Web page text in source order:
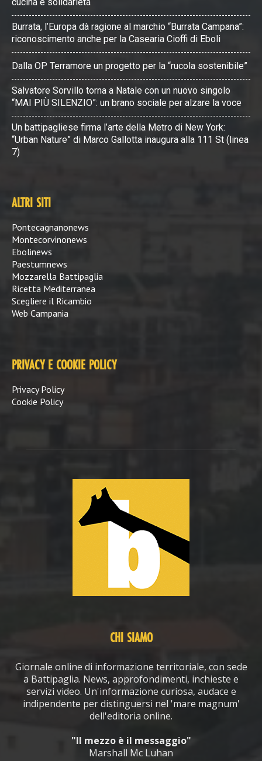
Burrata, l’Europa dà ragione al marchio “Burrata Campana”:
riconoscimento anche per la Casearia Cioffi di Eboli
Dalla OP Terramore un progetto per la “rucola sostenibile”
Salvatore Sorvillo torna a Natale con un nuovo singolo
“MAI PIÙ SILENZIO”: un brano sociale per alzare la voce
Un battipagliese firma l’arte della Metro di New York:
“Urban Nature” di Marco Gallotta inaugura alla 111 St (linea
7)
ALTRI SITI
Pontecagnanonews
Montecorvinonews
Ebolinews
Paestumnews
Mozzarella Battipaglia
Ricetta Mediterranea
Scegliere il Ricambio
Web Campania
PRIVACY E COOKIE POLICY
Privacy Policy
Cookie Policy
CHI SIAMO
Giornale online di informazione territoriale, con sede
a Battipaglia. News, approfondimenti, inchieste e
servizi video. Un'informazione curiosa, audace e
indipendente per distinguersi nel 'mare magnum'
dell'editoria online.
"Il mezzo è il messaggio"
Marshall Mc Luhan